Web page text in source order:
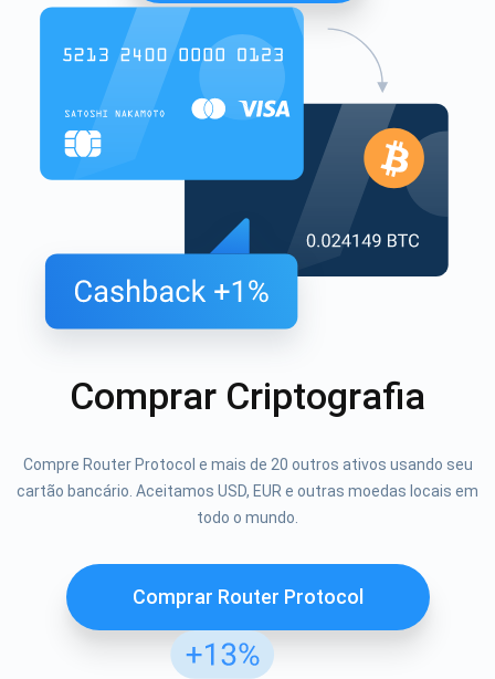
Comprar Criptografia
Compre Router Protocol e mais de 20 outros ativos usando seu
cartão bancário. Aceitamos USD, EUR e outras moedas locais em
todo o mundo.
Comprar Router Protocol